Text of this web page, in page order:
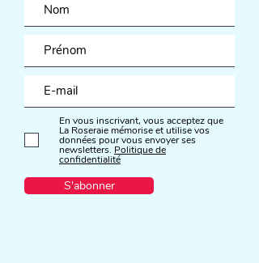
En vous inscrivant, vous acceptez que
La Roseraie mémorise et utilise vos
données pour vous envoyer ses
newsletters. Politique de
confidentialité
S'abonner